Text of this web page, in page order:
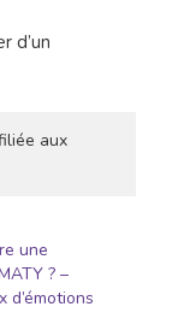
d’un
aux
une
? –
d’émotions